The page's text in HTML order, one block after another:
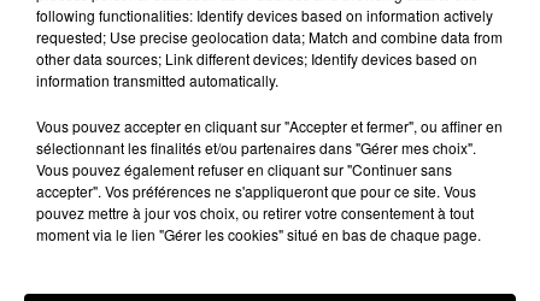
7 août 2026
Tayc et Didi B dévoilent le single le plus
Franglish et Keblack dévoilent une
following functionalities: Identify devices based on information actively
requested; Use precise geolocation data; Match and combine data from
other data sources; Link different devices; Identify devices based on
information transmitted automatically.
Vous pouvez accepter en cliquant sur "Accepter et fermer", ou affiner en
sélectionnant les finalités et/ou partenaires dans "Gérer mes choix".
Vous pouvez également refuser en cliquant sur "Continuer sans
accepter". Vos préférences ne s'appliqueront que pour ce site. Vous
pouvez mettre à jour vos choix, ou retirer votre consentement à tout
moment via le lien "Gérer les cookies" situé en bas de chaque page.